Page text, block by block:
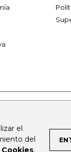
el
del
.